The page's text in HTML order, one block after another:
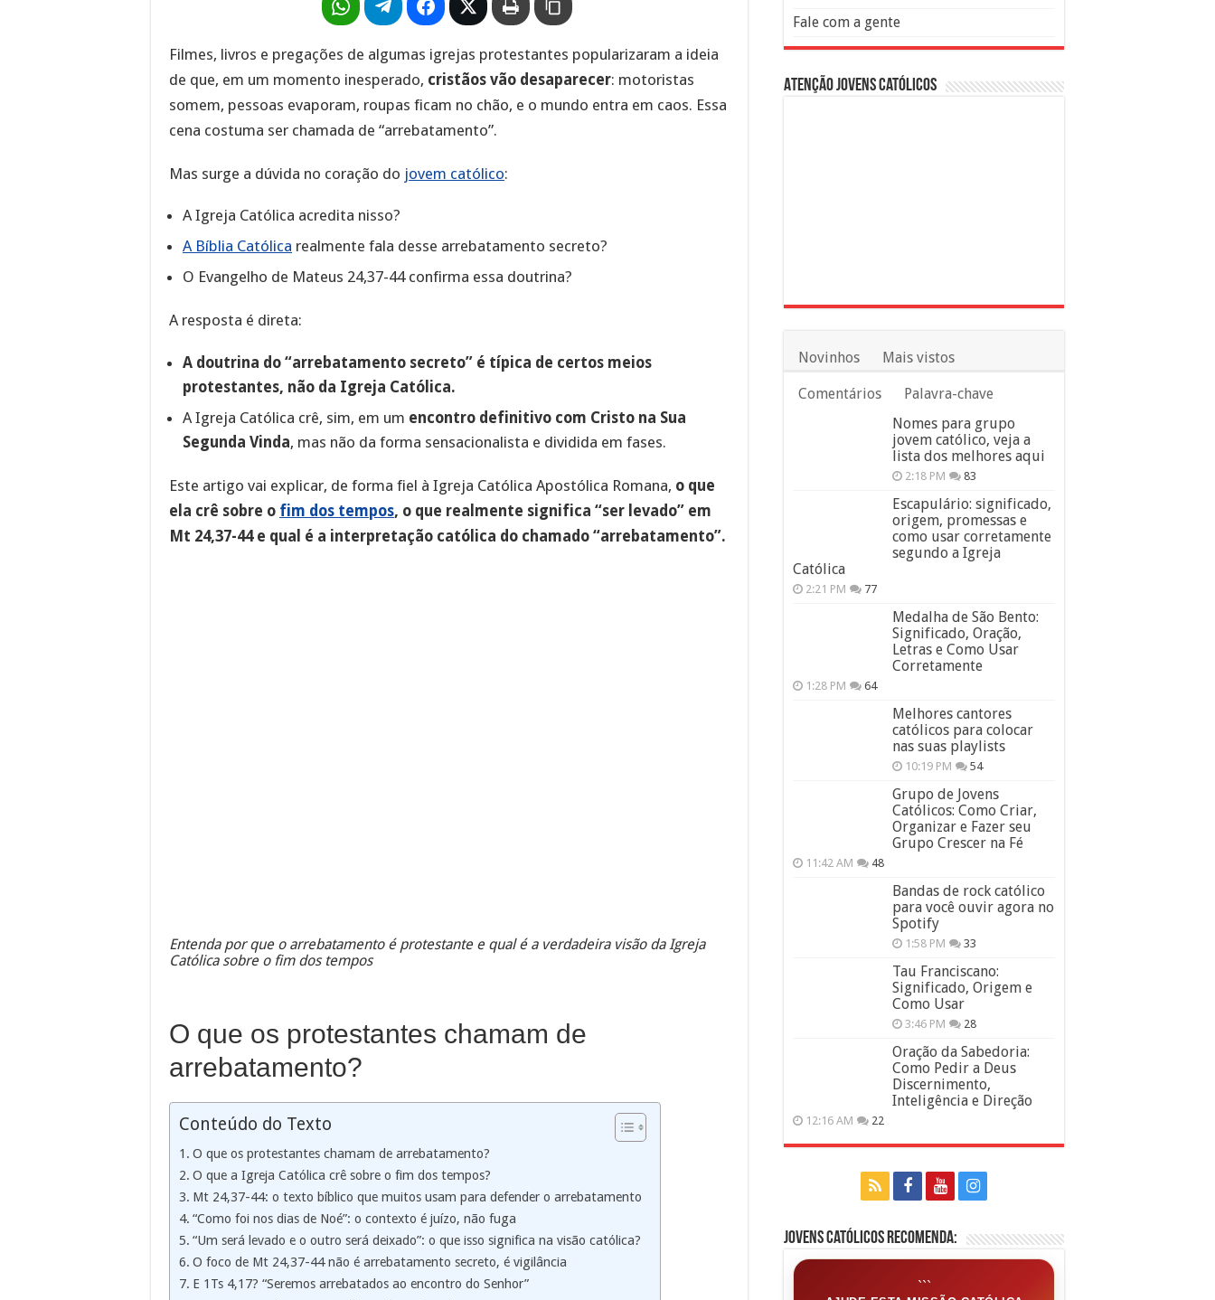
Filmes, livros e pregações de algumas igrejas protestantes popularizaram a ideia
de que, em um momento inesperado, cristãos vão desaparecer: motoristas
somem, pessoas evaporam, roupas ficam no chão, e o mundo entra em caos. Essa
cena costuma ser chamada de “arrebatamento”.
Mas surge a dúvida no coração do jovem católico:
A Igreja Católica acredita nisso?
A Bíblia Católica realmente fala desse arrebatamento secreto?
O Evangelho de Mateus 24,37-44 confirma essa doutrina?
A resposta é direta:
A doutrina do “arrebatamento secreto” é típica de certos meios
protestantes, não da Igreja Católica.
A Igreja Católica crê, sim, em um encontro definitivo com Cristo na Sua
Segunda Vinda, mas não da forma sensacionalista e dividida em fases.
Este artigo vai explicar, de forma fiel à Igreja Católica Apostólica Romana, o que
ela crê sobre o fim dos tempos, o que realmente significa “ser levado” em
Mt 24,37-44 e qual é a interpretação católica do chamado “arrebatamento”.
Entenda por que o arrebatamento é protestante e qual é a verdadeira visão da Igreja
Católica sobre o fim dos tempos
O que os protestantes chamam de
arrebatamento?
Conteúdo do Texto
O que os protestantes chamam de arrebatamento?
O que a Igreja Católica crê sobre o fim dos tempos?
Mt 24,37-44: o texto bíblico que muitos usam para defender o arrebatamento
“Como foi nos dias de Noé”: o contexto é juízo, não fuga
“Um será levado e o outro será deixado”: o que isso significa na visão católica?
O foco de Mt 24,37-44 não é arrebatamento secreto, é vigilância
E 1Ts 4,17? “Seremos arrebatados ao encontro do Senhor”
Fale com a gente
Atenção Jovens Católicos
Novinhos Mais vistos
Comentários
Palavra-chave
Nomes para grupo
jovem católico, veja a
lista dos melhores aqui
2:18 PM 83
Escapulário: significado,
origem, promessas e
como usar corretamente
segundo a Igreja
Católica
2:21 PM 77
Medalha de São Bento:
Significado, Oração,
Letras e Como Usar
Corretamente
1:28 PM 64
Melhores cantores
católicos para colocar
nas suas playlists
10:19 PM 54
Grupo de Jovens
Católicos: Como Criar,
Organizar e Fazer seu
Grupo Crescer na Fé
11:42 AM 48
Bandas de rock católico
para você ouvir agora no
Spotify
1:58 PM 33
Tau Franciscano:
Significado, Origem e
Como Usar
3:46 PM 28
Oração da Sabedoria:
Como Pedir a Deus
Discernimento,
Inteligência e Direção
12:16 AM 22
Jovens Católicos Recomenda:
```